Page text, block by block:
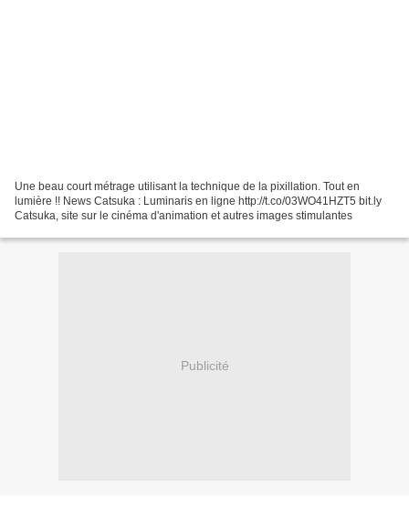
Une beau court métrage utilisant la technique de la pixillation. Tout en
lumière !! News Catsuka : Luminaris en ligne http://t.co/03WO41HZT5 bit.ly
Catsuka, site sur le cinéma d'animation et autres images stimulantes
Publicité